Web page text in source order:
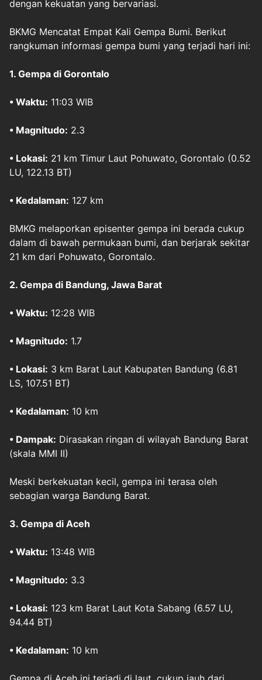
dengan kekuatan yang bervariasi.
BKMG Mencatat Empat Kali Gempa Bumi. Berikut
rangkuman informasi gempa bumi yang terjadi hari ini:
1. Gempa di Gorontalo
• Waktu: 11:03 WIB
• Magnitudo: 2.3
• Lokasi: 21 km Timur Laut Pohuwato, Gorontalo (0.52
LU, 122.13 BT)
• Kedalaman: 127 km
BMKG melaporkan episenter gempa ini berada cukup
dalam di bawah permukaan bumi, dan berjarak sekitar
21 km dari Pohuwato, Gorontalo.
2. Gempa di Bandung, Jawa Barat
• Waktu: 12:28 WIB
• Magnitudo: 1.7
• Lokasi: 3 km Barat Laut Kabupaten Bandung (6.81
LS, 107.51 BT)
• Kedalaman: 10 km
• Dampak: Dirasakan ringan di wilayah Bandung Barat
(skala MMI II)
Meski berkekuatan kecil, gempa ini terasa oleh
sebagian warga Bandung Barat.
3. Gempa di Aceh
• Waktu: 13:48 WIB
• Magnitudo: 3.3
• Lokasi: 123 km Barat Laut Kota Sabang (6.57 LU,
94.44 BT)
• Kedalaman: 10 km